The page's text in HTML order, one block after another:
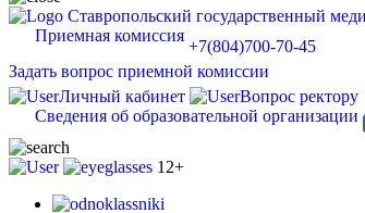
Ставропольский государственный
Приемная комиссия
+7(804)700-70-45
Задать вопрос приемной комиссии
Личный кабинет
Вопрос ректору
Сведения об образовательной организации
12+